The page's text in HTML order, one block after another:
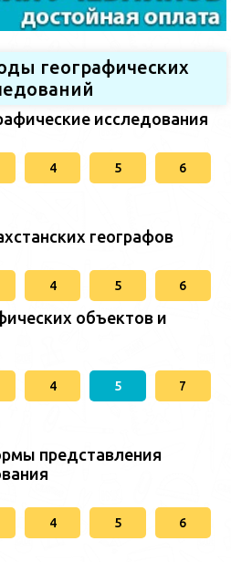
географических
исследования
4 5 6
географов
4 5 6
объектов и
4 5 7
представления
4 5 6